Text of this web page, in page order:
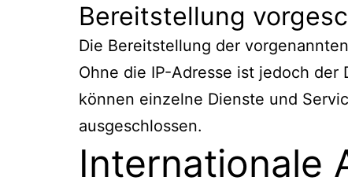
Bereitstellung
Die Bereitstellung der
Ohne die IP-Adresse ist jedoch
können einzelne Dienste und
ausgeschlossen.
Internationale